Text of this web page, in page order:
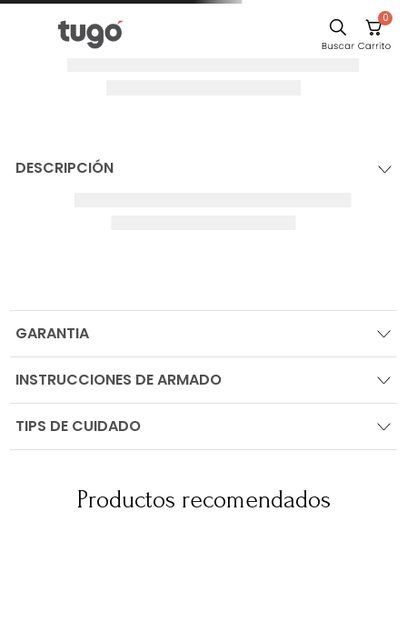
0
DESCRIPCIÓN
GARANTIA
INSTRUCCIONES DE ARMADO
TIPS DE CUIDADO
Productos recomendados